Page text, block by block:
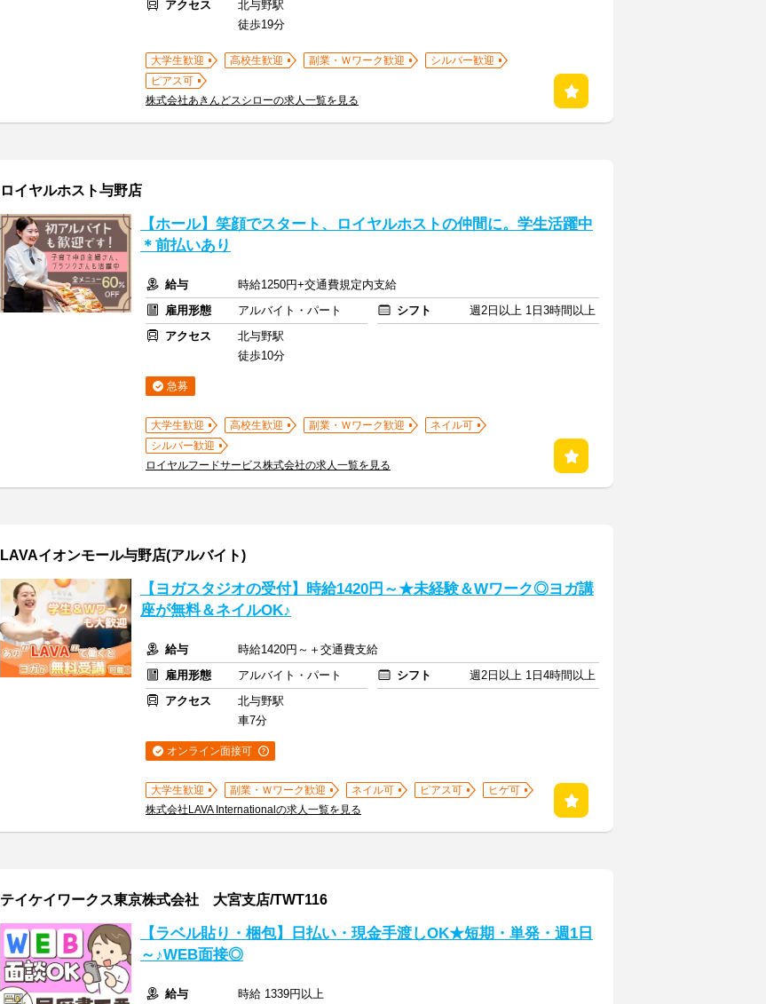
アクセス
北与野駅
徒歩19分
大学生歓迎 高校生歓迎 副業・Ｗワーク歓迎
シルバー歓迎
ピアス可
株式会社あきんどスシローの求人一覧を見る
ロイヤルホスト与野店
【ホール】笑顔でスタート、ロイヤルホストの仲間に。学生活躍中
＊前払いあり
給与
時給1250円+交通費規定内支給
雇用形態
アルバイト・パート シフト
週2日以上 1日3時間以上
アクセス
北与野駅
徒歩10分
急募
大学生歓迎 高校生歓迎 副業・Ｗワーク歓迎
ネイル可
シルバー歓迎
ロイヤルフードサービス株式会社の求人一覧を見る
LAVAイオンモール与野店(アルバイト)
【ヨガスタジオの受付】時給1420円～★未経験＆Wワーク◎ヨガ講
座が無料＆ネイルOK♪
給与
時給1420円～＋交通費支給
雇用形態
アルバイト・パート シフト
週2日以上 1日4時間以上
アクセス
北与野駅
車7分
オンライン面接可
大学生歓迎 副業・Ｗワーク歓迎 ネイル可 ピアス可
ヒゲ可
株式会社LAVA Internationalの求人一覧を見る
テイケイワークス東京株式会社 大宮支店/TWT116
【ラベル貼り・梱包】日払い・現金手渡しOK★短期・単発・週1日
～♪WEB面接◎
給与 時給 1339円以上